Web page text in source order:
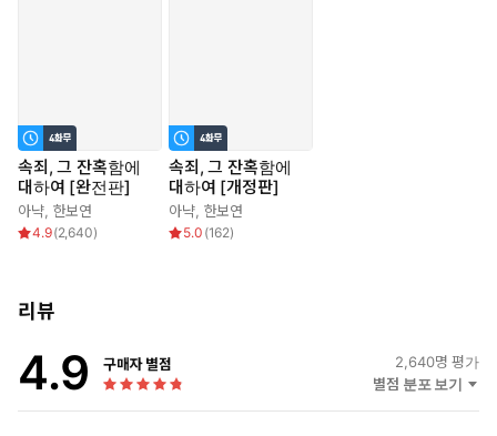
속죄, 그 잔혹함에
대하여 [완전판]
아냑, 한보연
4.9(2,640)
속죄, 그 잔혹함에
대하여 [개정판]
아냑, 한보연
5.0 (162)
리뷰
4.9 구매자 별점 2,640명 평가
별점 분포 보기